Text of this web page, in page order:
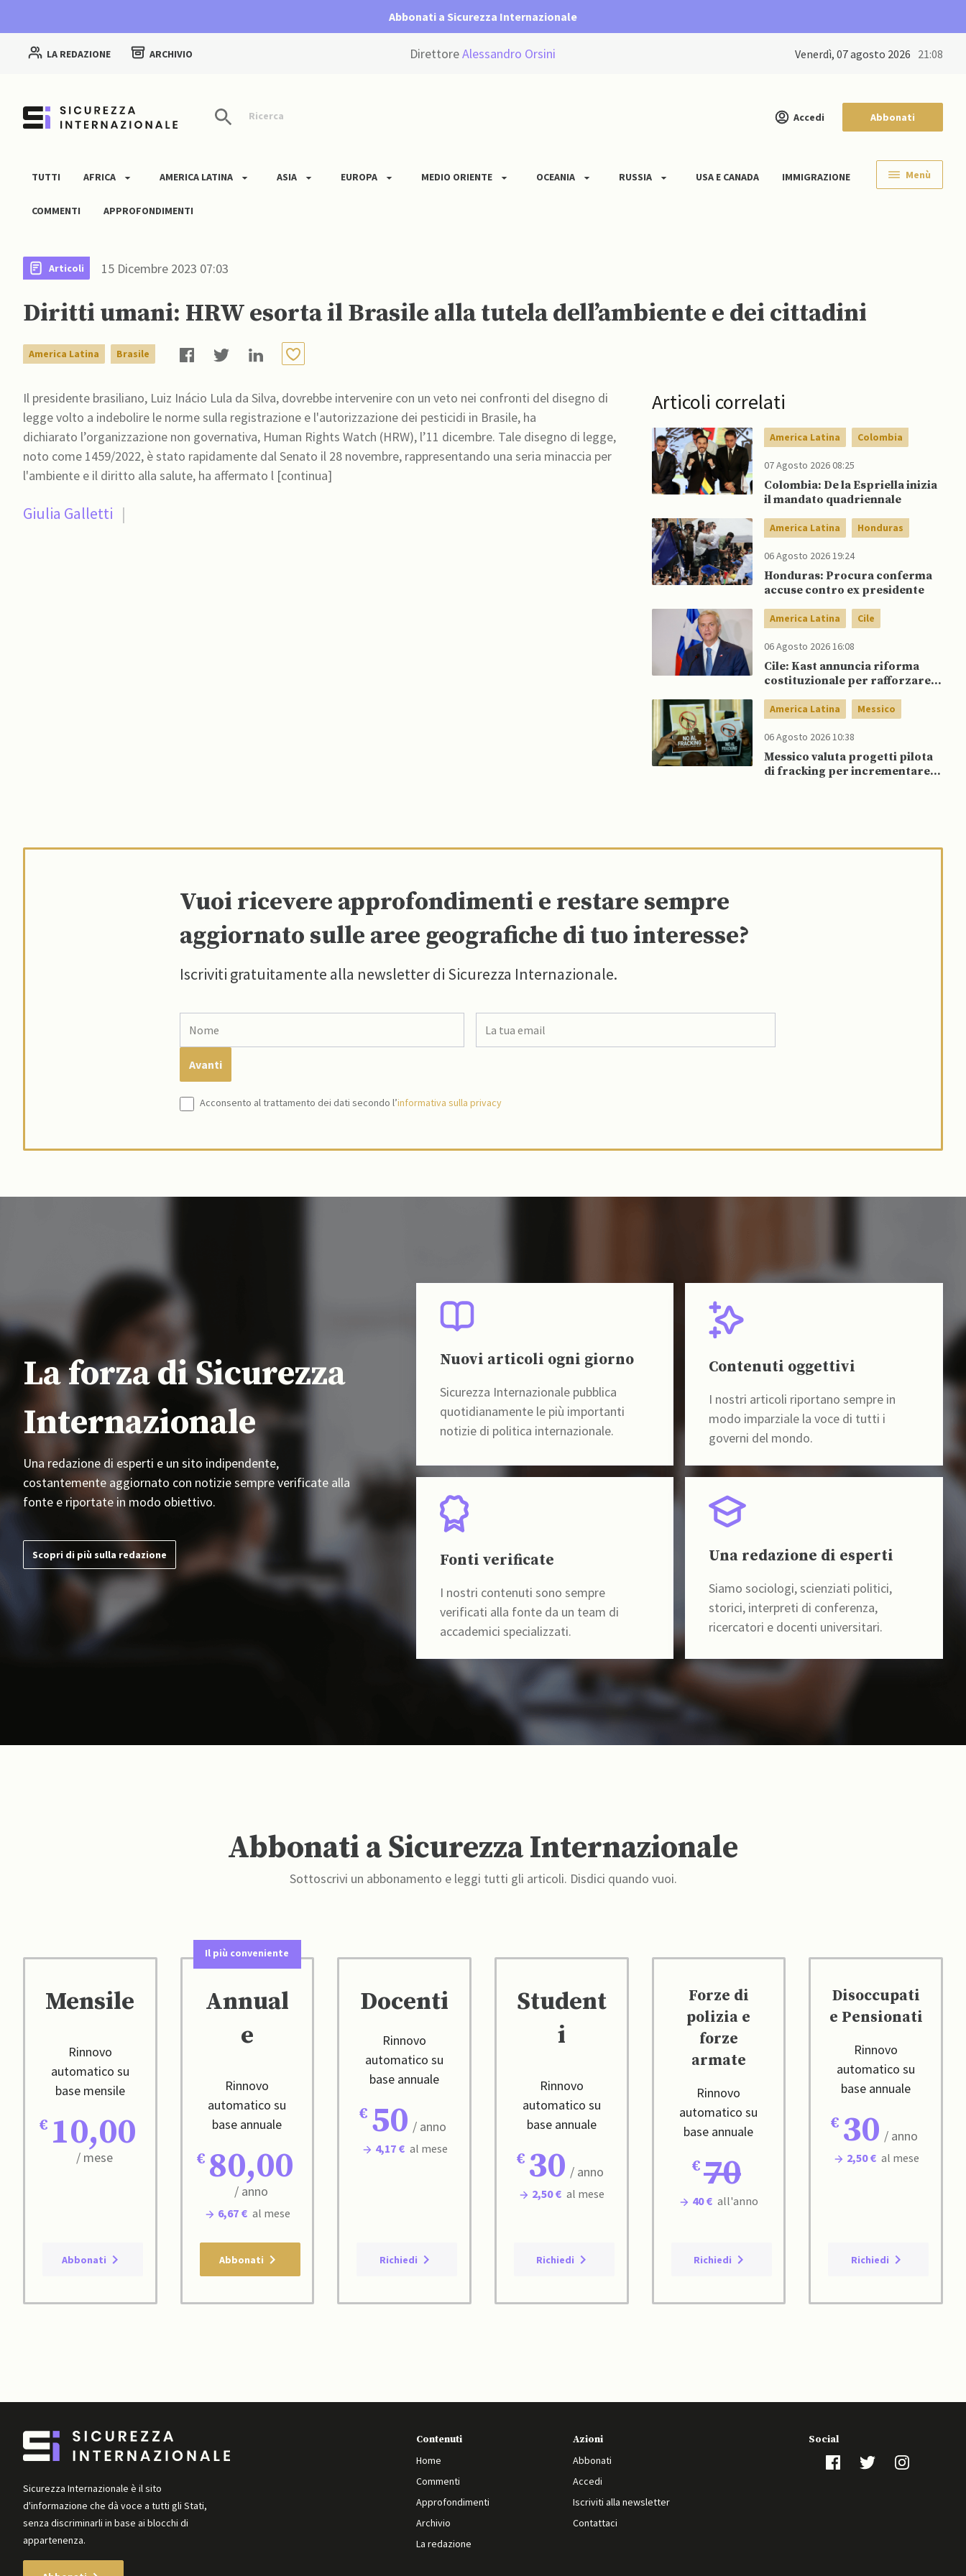
Abbonati a Sicurezza Internazionale
LA REDAZIONE ARCHIVIO DirettoreAlessandro Orsini venerdì, 07 agosto 2026 21:08
Ricerca Accedi Abbonati
TUTTI AFRICA AMERICA LATINA ASIA EUROPA MEDIO ORIENTE OCEANIA RUSSIA USA E CANADA IMMIGRAZIONE
COMMENTI APPROFONDIMENTI
Menù
Articoli 15 Dicembre 2023 07:03
Diritti umani: HRW esorta il Brasile alla tutela dell’ambiente e dei cittadini
America Latina Brasile
Il presidente brasiliano, Luiz Inácio Lula da Silva, dovrebbe intervenire con un veto nei confronti del disegno di
legge volto a indebolire le norme sulla registrazione e l'autorizzazione dei pesticidi in Brasile, ha
dichiarato l’organizzazione non governativa, Human Rights Watch (HRW), l’11 dicembre. Tale disegno di legge,
noto come 1459/2022, è stato rapidamente dal Senato il 28 novembre, rappresentando una seria minaccia per
l'ambiente e il diritto alla salute, ha affermato l [continua]
Giulia Galletti |
Articoli correlati
America Latina Colombia
07 Agosto 2026 08:25
Colombia: De la Espriella inizia
il mandato quadriennale
America Latina Honduras
06 Agosto 2026 19:24
Honduras: Procura conferma
accuse contro ex presidente
America Latina Cile
06 Agosto 2026 16:08
Cile: Kast annuncia riforma
costituzionale per rafforzare la
America Latina Messico
06 Agosto 2026 10:38
Messico valuta progetti pilota
di fracking per incrementare
Vuoi ricevere approfondimenti e restare sempre
aggiornato sulle aree geografiche di tuo interesse?
Iscriviti gratuitamente alla newsletter di Sicurezza Internazionale.
Acconsento al trattamento dei dati secondo l’informativa sulla privacy
La forza di Sicurezza
Internazionale
Una redazione di esperti e un sito indipendente,
costantemente aggiornato con notizie sempre verificate alla
fonte e riportate in modo obiettivo.
Scopri di più sulla redazione
Nuovi articoli ogni giorno
Sicurezza Internazionale pubblica
quotidianamente le più importanti
notizie di politica internazionale.
Contenuti oggettivi
I nostri articoli riportano sempre in
modo imparziale la voce di tutti i
governi del mondo.
Fonti verificate
I nostri contenuti sono sempre
verificati alla fonte da un team di
accademici specializzati.
Una redazione di esperti
Siamo sociologi, scienziati politici,
storici, interpreti di conferenza,
ricercatori e docenti universitari.
Abbonati a Sicurezza Internazionale
Sottoscrivi un abbonamento e leggi tutti gli articoli. Disdici quando vuoi.
Mensile
Rinnovo
automatico su
base mensile
10,00
/ mese
Abbonati
Il più conveniente
Annual
e
Rinnovo
automatico su
base annuale
80,00
/ anno
6,67 € al mese
Abbonati
Docenti
Rinnovo
automatico su
base annuale
50 / anno
4,17 € al mese
Richiedi
Student
i
Rinnovo
automatico su
base annuale
30 / anno
2,50 € al mese
Richiedi
Forze di
polizia e
forze
armate
Rinnovo
automatico su
base annuale
70
40 € all'anno
Richiedi
Disoccupati
e Pensionati
Rinnovo
automatico su
base annuale
30 / anno
2,50 € al mese
Richiedi
Sicurezza Internazionale è il sito
d'informazione che dà voce a tutti gli Stati,
senza discriminarli in base ai blocchi di
appartenenza.
Contenuti
Home
Commenti
Approfondimenti
Archivio
La redazione
Azioni
Abbonati
Accedi
Iscriviti alla newsletter
Contattaci
Social